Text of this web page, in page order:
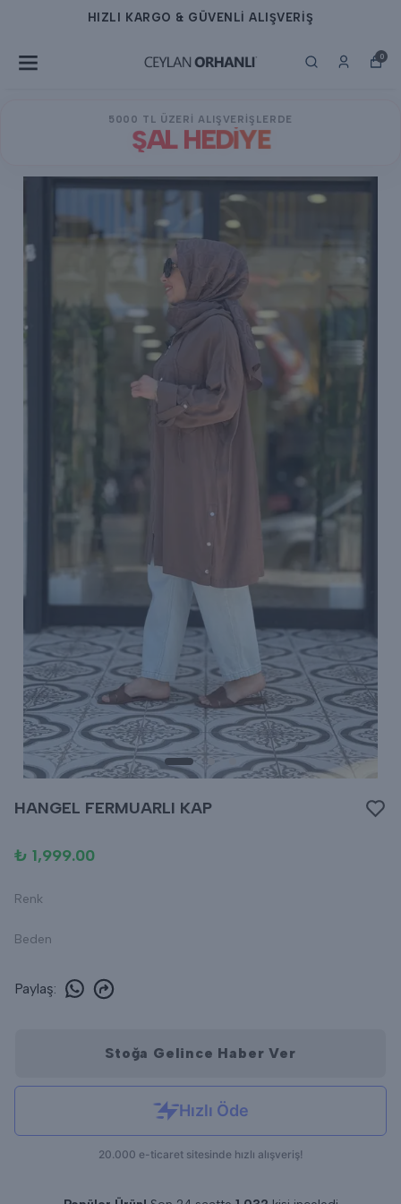
HIZLI KARGO & GÜVENLİ ALIŞVERİŞ
0
5000 TL ÜZERİ ALIŞVERİŞLERDE
ŞAL HEDİYE
HANGEL FERMUARLI KAP
₺ 1,999.00
Renk
Beden
Paylaş:
Stoğa Gelince Haber Ver